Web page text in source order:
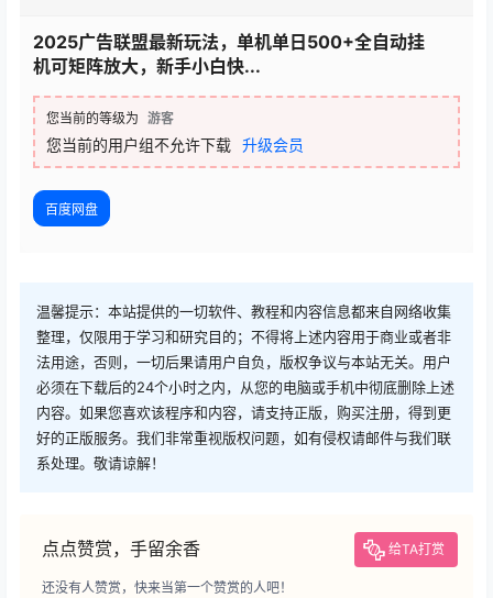
2025广告联盟最新玩法，单机单日500+全自动挂
机可矩阵放大，新手小白快...
您当前的等级为 游客
您当前的用户组不允许下载 升级会员
百度网盘
温馨提示：本站提供的一切软件、教程和内容信息都来自网络收集
整理，仅限用于学习和研究目的；不得将上述内容用于商业或者非
法用途，否则，一切后果请用户自负，版权争议与本站无关。用户
必须在下载后的24个小时之内，从您的电脑或手机中彻底删除上述
内容。如果您喜欢该程序和内容，请支持正版，购买注册，得到更
好的正版服务。我们非常重视版权问题，如有侵权请邮件与我们联
系处理。敬请谅解！
点点赞赏，手留余香 给TA打赏
还没有人赞赏，快来当第一个赞赏的人吧！